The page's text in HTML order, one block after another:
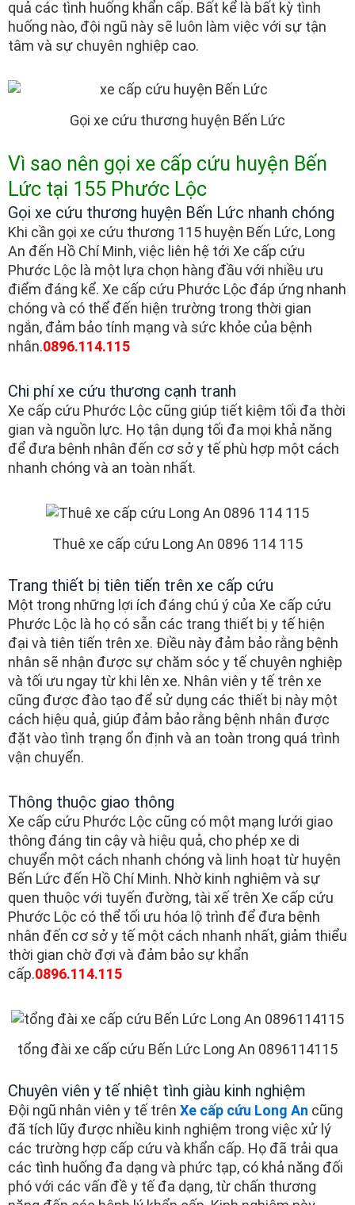
quả các tình huống khẩn cấp. Bất kể là bất kỳ tình
huống nào, đội ngũ này sẽ luôn làm việc với sự tận
tâm và sự chuyên nghiệp cao.
Gọi xe cứu thương huyện Bến Lức
Vì sao nên gọi xe cấp cứu huyện Bến
Lức tại 155 Phước Lộc
Gọi xe cứu thương huyện Bến Lức nhanh chóng
Khi cần gọi xe cứu thương 115 huyện Bến Lức, Long
An đến Hồ Chí Minh, việc liên hệ tới Xe cấp cứu
Phước Lộc là một lựa chọn hàng đầu với nhiều ưu
điểm đáng kể. Xe cấp cứu Phước Lộc đáp ứng nhanh
chóng và có thể đến hiện trường trong thời gian
ngắn, đảm bảo tính mạng và sức khỏe của bệnh
nhân.0896.114.115
Chi phí xe cứu thương cạnh tranh
Xe cấp cứu Phước Lộc cũng giúp tiết kiệm tối đa thời
gian và nguồn lực. Họ tận dụng tối đa mọi khả năng
để đưa bệnh nhân đến cơ sở y tế phù hợp một cách
nhanh chóng và an toàn nhất.
Thuê xe cấp cứu Long An 0896 114 115
Trang thiết bị tiên tiến trên xe cấp cứu
Một trong những lợi ích đáng chú ý của Xe cấp cứu
Phước Lộc là họ có sẵn các trang thiết bị y tế hiện
đại và tiên tiến trên xe. Điều này đảm bảo rằng bệnh
nhân sẽ nhận được sự chăm sóc y tế chuyên nghiệp
và tối ưu ngay từ khi lên xe. Nhân viên y tế trên xe
cũng được đào tạo để sử dụng các thiết bị này một
cách hiệu quả, giúp đảm bảo rằng bệnh nhân được
đặt vào tình trạng ổn định và an toàn trong quá trình
vận chuyển.
Thông thuộc giao thông
Xe cấp cứu Phước Lộc cũng có một mạng lưới giao
thông đáng tin cậy và hiệu quả, cho phép xe di
chuyển một cách nhanh chóng và linh hoạt từ huyện
Bến Lức đến Hồ Chí Minh. Nhờ kinh nghiệm và sự
quen thuộc với tuyến đường, tài xế trên Xe cấp cứu
Phước Lộc có thể tối ưu hóa lộ trình để đưa bệnh
nhân đến cơ sở y tế một cách nhanh nhất, giảm thiểu
thời gian chờ đợi và đảm bảo sự khẩn
cấp.0896.114.115
tổng đài xe cấp cứu Bến Lức Long An 0896114115
Chuyên viên y tế nhiệt tình giàu kinh nghiệm
Đội ngũ nhân viên y tế trên Xe cấp cứu Long An cũng
đã tích lũy được nhiều kinh nghiệm trong việc xử lý
các trường hợp cấp cứu và khẩn cấp. Họ đã trải qua
các tình huống đa dạng và phức tạp, có khả năng đối
phó với các vấn đề y tế đa dạng, từ chấn thương